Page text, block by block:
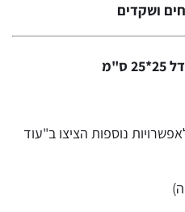
ושקדים
נוספות הציצו ב"עוד